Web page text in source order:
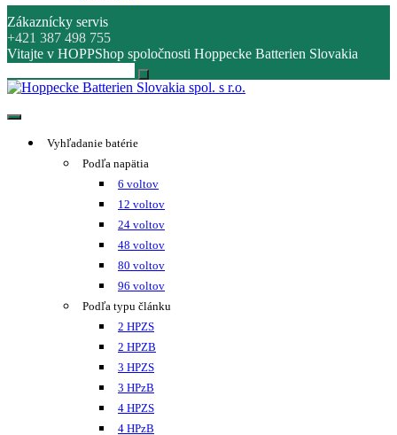
Zákaznícky servis
+421 387 498 755
Vitajte v HOPPShop spoločnosti Hoppecke Batterien Slovakia
Hoppecke Batterien Slovakia spol. s r.o.
Online B2B konfigurátor HOPPECKE
Vyhľadanie batérie
Podľa napätia
6 voltov
12 voltov
24 voltov
48 voltov
80 voltov
96 voltov
Podľa typu článku
2 HPZS
2 HPZB
3 HPZS
3 HPzB
4 HPZS
4 HPzB